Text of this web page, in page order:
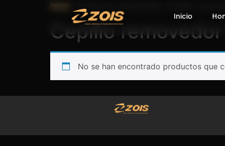
Inicio
Inicio / Productos etiquetados “Cepillo
Cepillo
No se han encontrado productos que